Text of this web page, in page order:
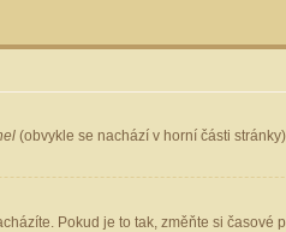
(obvykle se nachází v horní části
Pokud je to tak, změňte si